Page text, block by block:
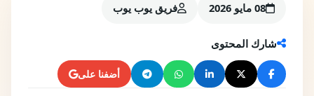
08 مايو 2026 فريق يوب يوب
شارك المحتوى
أضفنا على